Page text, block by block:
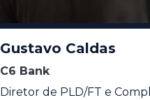
Gustavo Caldas
C6 Bank
Diretor de PLD/FT e